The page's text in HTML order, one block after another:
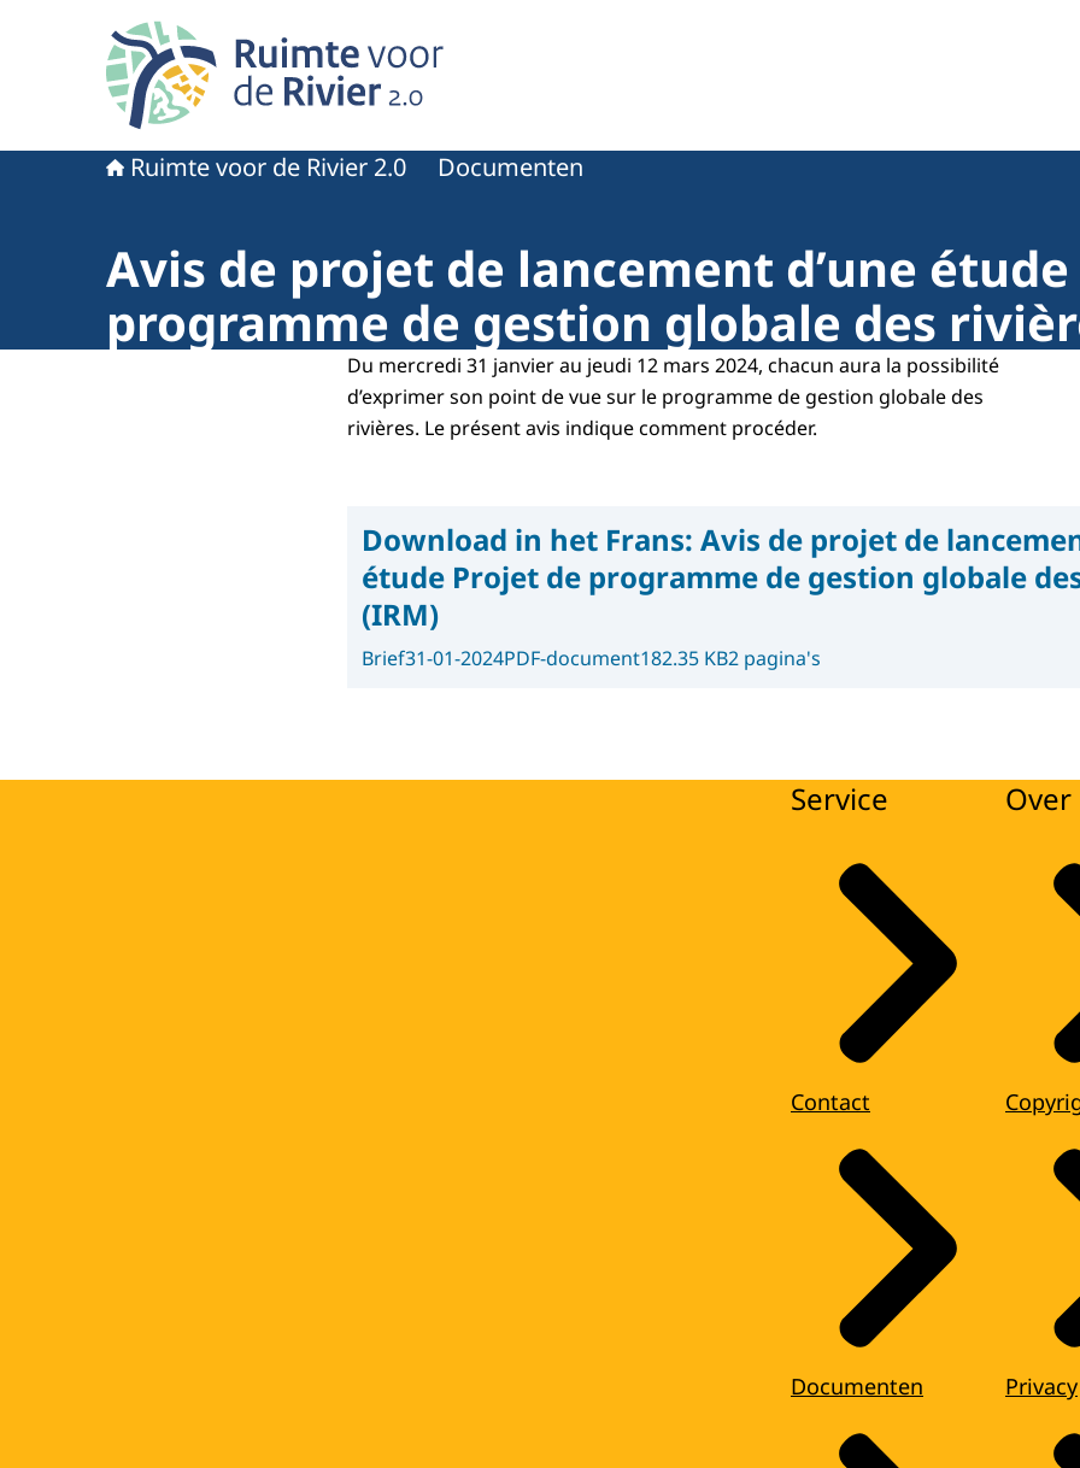
Naar de homepage van Ruimte voor de rivier 2.0
Ruimte voor de Rivier 2.0 Documenten
Avis de projet de lancement d’une
programme de gestion globale des
Du mercredi 31 janvier au jeudi 12 mars 2024, chacun aura la possibilité
d’exprimer son point de vue sur le programme de gestion globale des
rivières. Le présent avis indique comment procéder.
Download in het Frans: Avis de projet de
étude Projet de programme de gestion globale
(IRM)
Brief31-01-2024PDF-document182.35 KB2 pagina's
Service
Contact
Documenten Privacy